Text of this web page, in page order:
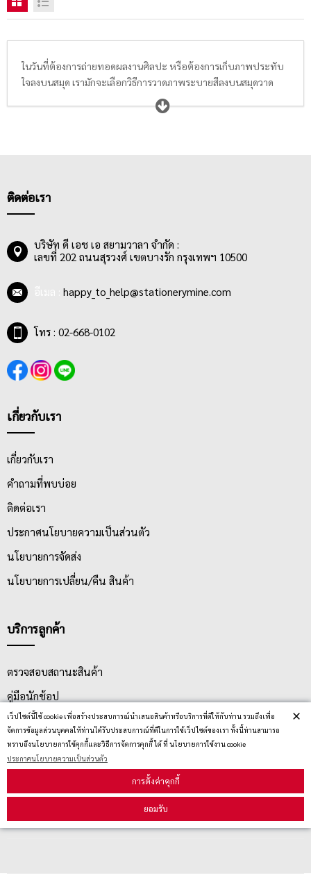
เว็ปไซต์นี้ใช้ cookie เพื่อสร้างประสบการณ์นำเสนอสินค้าหรือบริการที่ดีให้กับท่าน รวมถึงเพื่อ
จัดการข้อมูลส่วนบุคคลให้ท่านได้รับประสบการณ์ที่ดีในการใช้เว็ปไซต์ของเรา ทั้งนี้ท่านสามารถ
ทราบถึงนโยบายการใช้คุกกี้และวิธีการจัดการคุกกี้ ได้ ที่ นโยบายการใช้งาน cookie
ประกาศนโยบายความเป็นส่วนตัว
การตั้งค่าคุกกี้
ยอมรับ
×
ในวันที่ต้องการถ่ายทอดผลงานศิลปะ หรือต้องการเก็บภาพประทับ
ใจลงบนสมุด เรามักจะเลือกวิธีการวาดภาพระบายสีลงบนสมุดวาด
ภาพ สมุดระบายสี สมุดฝึกหัดวาดภาพระบายสี สมุดสเก็ตช์ สมุดฉีด
วาดภาพ หรือสมุดไดอารี่ประจำตัว ที่ปัจจุบันมีให้เลือกซื้อหลาก
ในการรองรับน้ำไม่เท่ากัน เช่น กระดาษที่เหมาะกับระบายสีน้ำ,
สมุดวาดภาพระบายสีให้เหมาะกับสีที่ต้องการใช้ และเทคนิคต่างๆที่
ต้องการประยุกต์ลงบนผลงานที่วางแผนไว้
ติดต่อเรา
บริษัท ดี เอช เอ สยามวาลา จำกัด :
เลขที่ 202 ถนนสุรวงศ์ เขตบางรัก กรุงเทพฯ 10500
happy_to_help@stationerymine.com
โทร : 02-668-0102
เกี่ยวกับเรา
เกี่ยวกับเรา
คำถามที่พบบ่อย
ติดต่อเรา
ประกาศนโยบายความเป็นส่วนตัว
นโยบายการจัดส่ง
นโยบายการเปลี่ยน/คืน สินค้า
บริการลูกค้า
ตรวจสอบสถานะสินค้า
คู่มือนักช้อป
วิธีลบคุกกี้
สมัครรับข่าวสาร
รับข่าวสาร